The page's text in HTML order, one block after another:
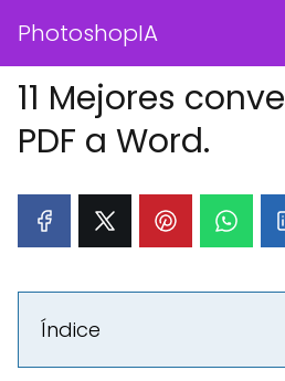
PhotoshopIA
11 Mejores
PDF a Word.
Índice